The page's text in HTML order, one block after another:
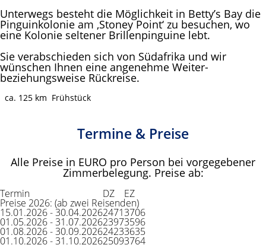
Unterwegs besteht die Möglichkeit in Betty’s Bay die
Pinguinkolonie am ‚Stoney Point‘ zu besuchen, wo
eine Kolonie seltener Brillenpinguine lebt.
Sie verabschieden sich von Südafrika und wir
wünschen Ihnen eine angenehme Weiter-
beziehungsweise Rückreise.
ca. 125 km Frühstück
Termine & Preise
Alle Preise in EURO pro Person bei vorgegebener
Zimmerbelegung. Preise ab:
Termin DZ EZ
Preise 2026: (ab zwei Reisenden)
15.01.2026 - 30.04.202624713706
01.05.2026 - 31.07.202623973596
01.08.2026 - 30.09.202624233635
01.10.2026 - 31.10.202625093764